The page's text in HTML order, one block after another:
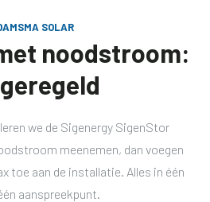
SOLAR
noodstroom:
we de Sigenergy SigenStor
meenemen, dan voegen
toe aan de installatie. Alles in één
aanspreekpunt.